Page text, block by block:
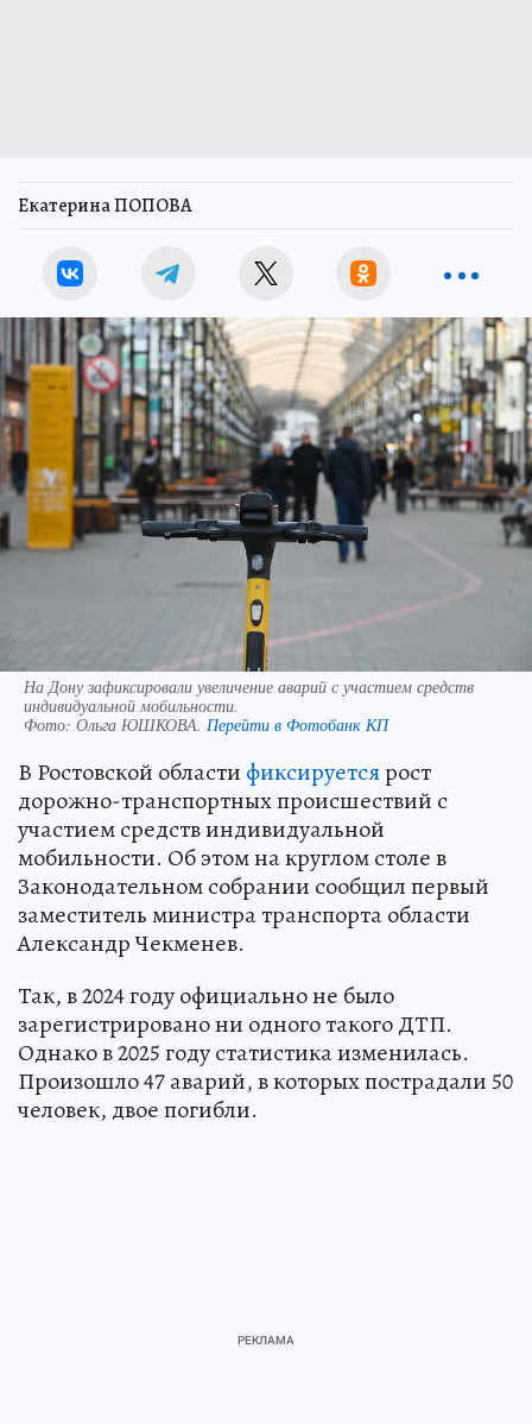
Екатерина ПОПОВА
На Дону зафиксировали увеличение аварий с участием средств
индивидуальной мобильности.
Фото: Ольга ЮШКОВА. Перейти в Фотобанк КП
В Ростовской области фиксируетсярост
дорожно-транспортных происшествий с
участием средств индивидуальной
мобильности. Об этом на круглом столе в
Законодательном собрании сообщил первый
заместитель министра транспорта области
Александр Чекменев.
Так, в 2024 году официально не было
зарегистрировано ни одного такого ДТП.
Однако в 2025 году статистика изменилась.
Произошло 47 аварий, в которых пострадали 50
человек, двое погибли.